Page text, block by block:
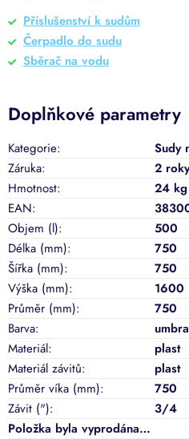
Příslušenství k sudům
Čerpadlo do sudu
Sběrač na vodu
Doplňkové parametry
Kategorie:
Sudy
Záruka:
2 roky
Hmotnost:
24 kg
EAN:
Objem (l):
500
Délka (mm):
750
Šířka (mm):
750
Výška (mm):
1600
Průměr (mm):
750
Barva: umbra
Materiál:
plast
Materiál závitů:
plast
Průměr víka (mm):
750
Závit ("):
3/4
Položka byla vyprodána…